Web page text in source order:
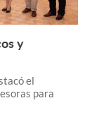
más +
y
el
para